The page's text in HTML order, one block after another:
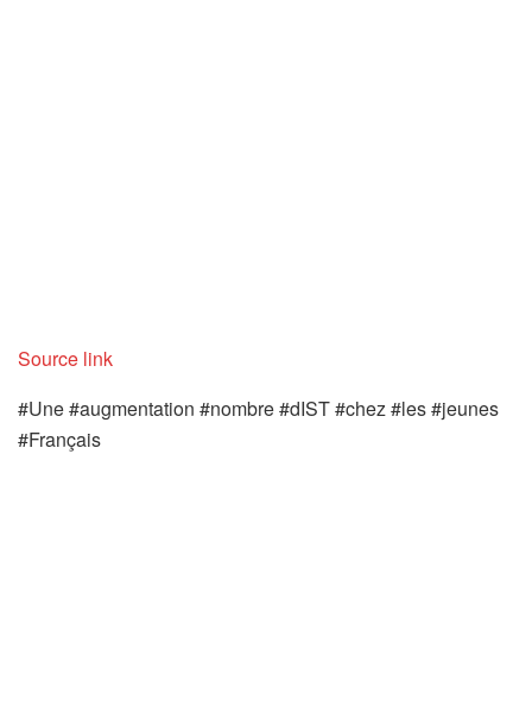
Source link
#Une #augmentation #nombre #dIST #chez #les #jeunes
#Français